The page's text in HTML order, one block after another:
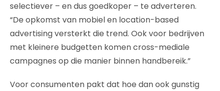
selectiever – en dus goedkoper – te adverteren.
“De opkomst van mobiel en location-based
advertising versterkt die trend. Ook voor bedrijven
met kleinere budgetten komen cross-mediale
campagnes op die manier binnen handbereik.”
Voor consumenten pakt dat hoe dan ook gunstig